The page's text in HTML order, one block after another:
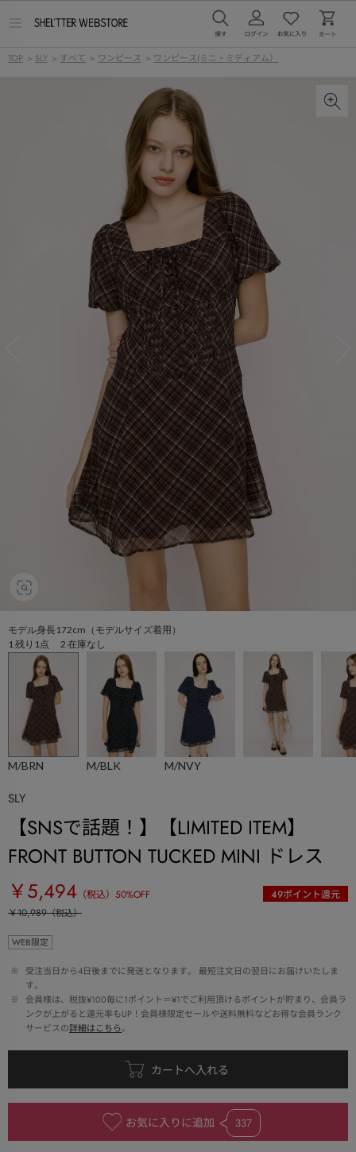
ー
TOP > SLY > すべて > ワンピース > ワンピース(ミニ・ミディアム）
モデル身長172cm（モデルサイズ着用）
1 残り1点 2 在庫なし
M/BRN M/BLK M/NVY
SLY
【SNSで話題！】【LIMITED ITEM】
FRONT BUTTON TUCKED MINI ドレス
￥5,494 （税込） 50%OFF 49ポイント還元
￥10,989（税込）
WEB限定
※
受注当日から4日後までに発送となります。 最短注文日の翌日にお届けいたしま
す。
※
会員様は、税抜¥100毎に1ポイント＝¥1でご利用頂けるポイントが貯まり、会員ラ
ンクが上がると還元率もUP！会員様限定セールや送料無料などお得な会員ランク
サービスの詳細はこちら。
お気に入りに追加 337